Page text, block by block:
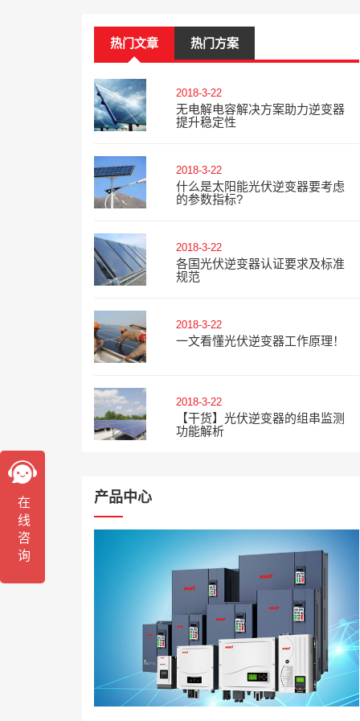
热门文章 热门方案
2018-3-22
无电解电容解决方案助力逆变器
提升稳定性
2018-3-22
什么是太阳能光伏逆变器要考虑
的参数指标?
2018-3-22
各国光伏逆变器认证要求及标准
规范
2018-3-22
一文看懂光伏逆变器工作原理！
2018-3-22
【干货】光伏逆变器的组串监测
功能解析
产品中心
在线咨询